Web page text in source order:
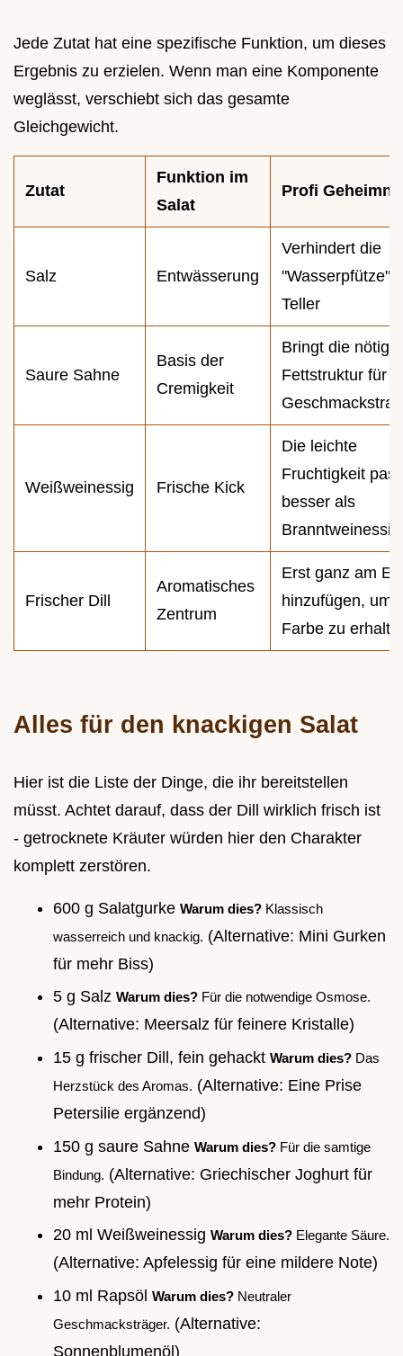
Jede Zutat hat eine spezifische Funktion, um dieses
Ergebnis zu erzielen. Wenn man eine Komponente
weglässt, verschiebt sich das gesamte
Gleichgewicht.
Zutat
Funktion im
Salat
Profi
Salz Entwässerung
Verhindert die
"Wasserpfütze"
Teller
Saure Sahne
Basis der
Cremigkeit
Bringt die nötige
Fettstruktur für
Weißweinessig Frische Kick
Die leichte
Fruchtigkeit
besser als
Branntweinessig
Frischer Dill
Aromatisches
Zentrum
Erst ganz am
hinzufügen, um
Farbe zu
Alles für den knackigen Salat
Hier ist die Liste der Dinge, die ihr bereitstellen
müsst. Achtet darauf, dass der Dill wirklich frisch ist
- getrocknete Kräuter würden hier den Charakter
komplett zerstören.
600 g Salatgurke Warum dies? Klassisch
wasserreich und knackig. (Alternative: Mini Gurken
für mehr Biss)
5 g Salz Warum dies? Für die notwendige Osmose.
(Alternative: Meersalz für feinere Kristalle)
15 g frischer Dill, fein gehackt Warum dies? Das
Herzstück des Aromas. (Alternative: Eine Prise
Petersilie ergänzend)
150 g saure Sahne Warum dies? Für die samtige
Bindung. (Alternative: Griechischer Joghurt für
mehr Protein)
20 ml Weißweinessig Warum dies? Elegante Säure.
(Alternative: Apfelessig für eine mildere Note)
10 ml Rapsöl Warum dies? Neutraler
Geschmacksträger. (Alternative:
Sonnenblumenöl)